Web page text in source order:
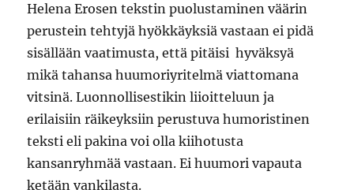
Helena Erosen tekstin puolustaminen väärin
perustein tehtyjä hyökkäyksiä vastaan ei pidä
sisällään vaatimusta, että pitäisi hyväksyä
mikä tahansa huumoriyritelmä viattomana
vitsinä. Luonnollisestikin liioitteluun ja
erilaisiin räikeyksiin perustuva humoristinen
teksti eli pakina voi olla kiihotusta
kansanryhmää vastaan. Ei huumori vapauta
ketään vankilasta.